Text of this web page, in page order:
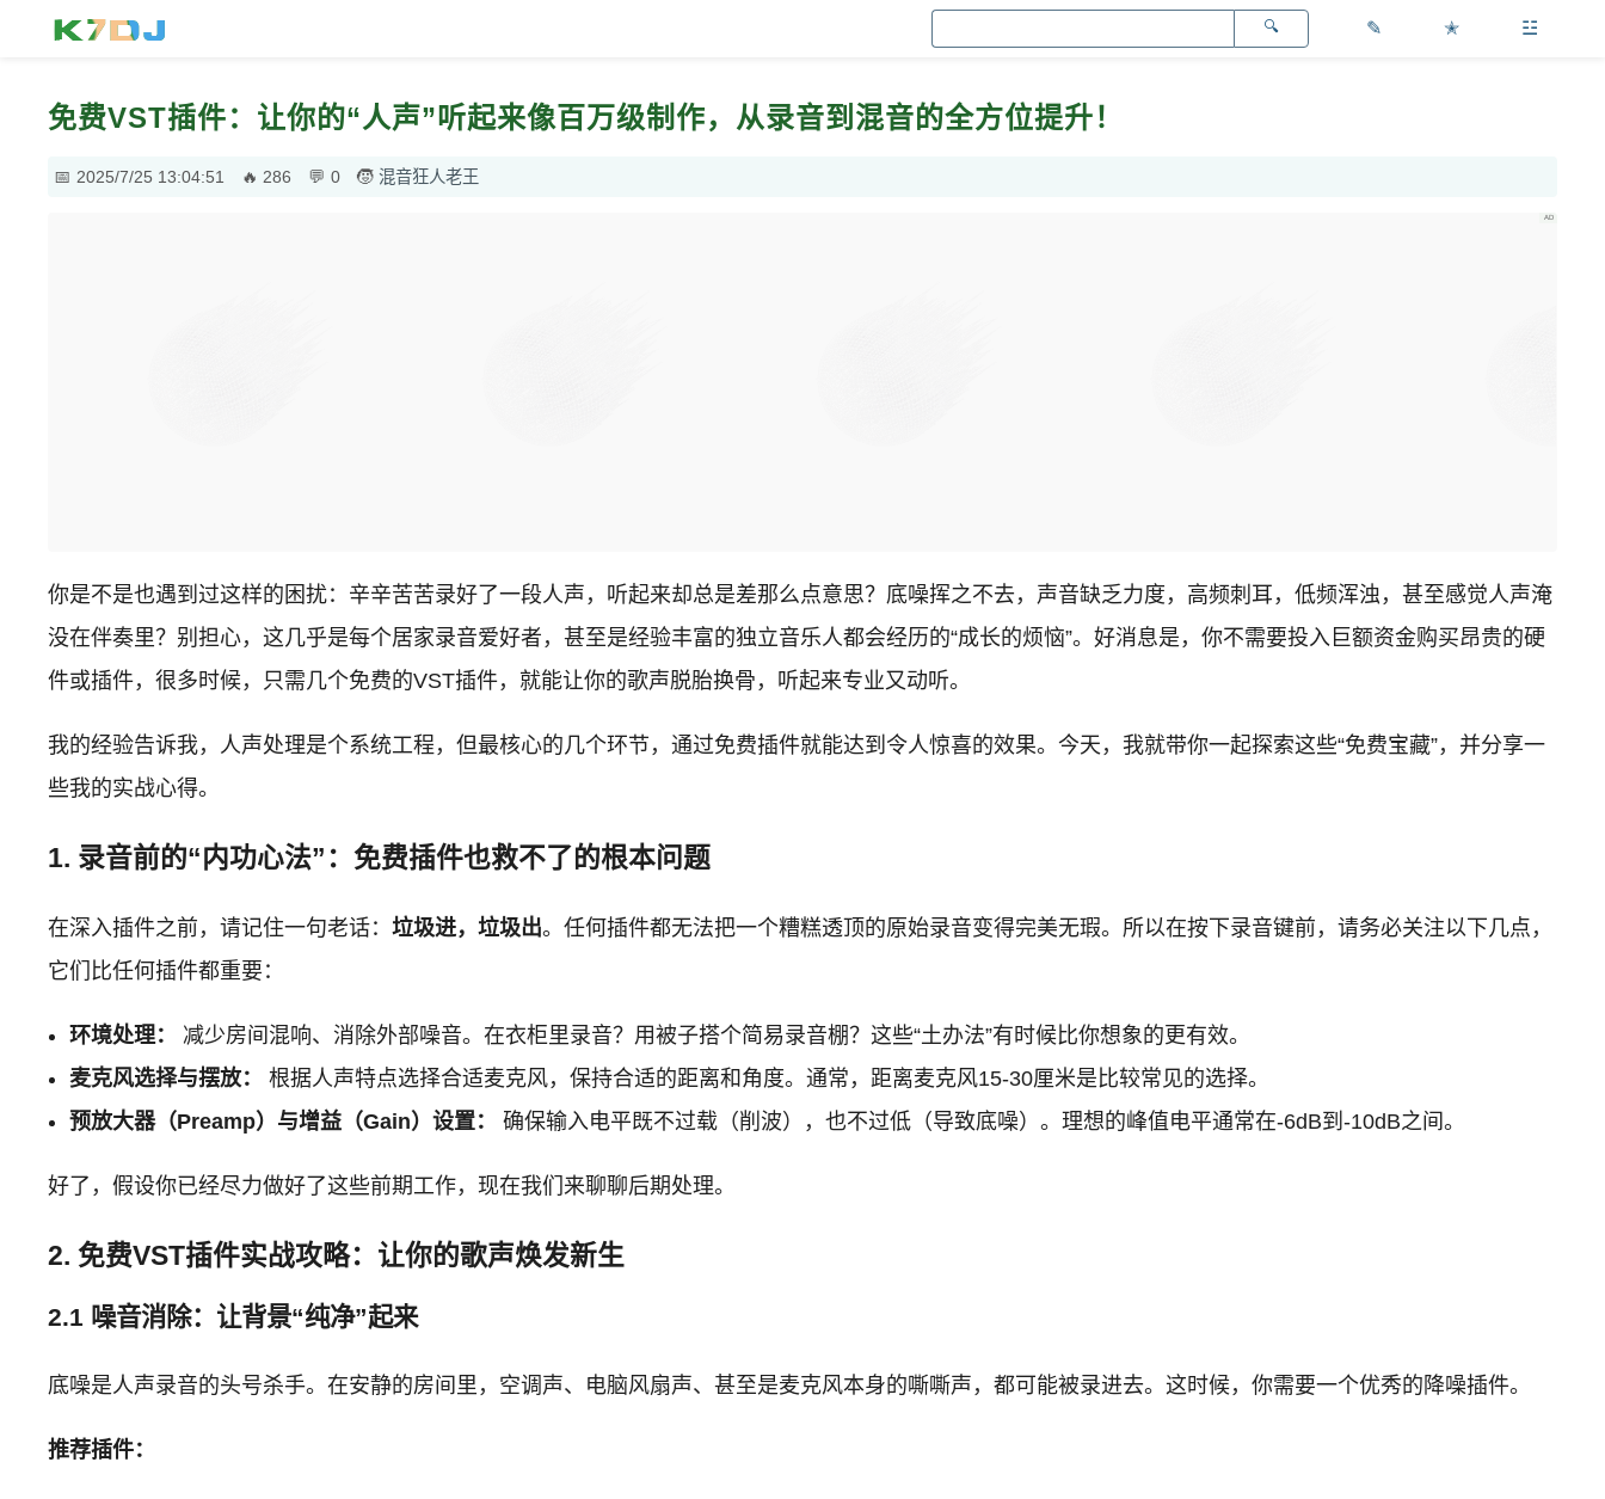
✎ ✭ ☳
免费VST插件：让你的“人声”听起来像百万级制作，从录音到混音的全方位提升！
2025/7/25 13:04:51 286 0 混音狂人老王
你是不是也遇到过这样的困扰：辛辛苦苦录好了一段人声，听起来却总是差那么点意思？底噪挥之不去，声音缺乏力度，高频刺耳，低频浑浊，甚至感觉人声淹
没在伴奏里？别担心，这几乎是每个居家录音爱好者，甚至是经验丰富的独立音乐人都会经历的“成长的烦恼”。好消息是，你不需要投入巨额资金购买昂贵的硬
件或插件，很多时候，只需几个免费的VST插件，就能让你的歌声脱胎换骨，听起来专业又动听。
我的经验告诉我，人声处理是个系统工程，但最核心的几个环节，通过免费插件就能达到令人惊喜的效果。今天，我就带你一起探索这些“免费宝藏”，并分享一
些我的实战心得。
1. 录音前的“内功心法”：免费插件也救不了的根本问题
在深入插件之前，请记住一句老话：垃圾进，垃圾出。任何插件都无法把一个糟糕透顶的原始录音变得完美无瑕。所以在按下录音键前，请务必关注以下几点，
它们比任何插件都重要：
环境处理：
减少房间混响、消除外部噪音。在衣柜里录音？用被子搭个简易录音棚？这些“土办法”有时候比你想象的更有效。
麦克风选择与摆放：
根据人声特点选择合适麦克风，保持合适的距离和角度。通常，距离麦克风15-30厘米是比较常见的选择。
预放大器（Preamp）与增益（Gain）设置：
确保输入电平既不过载（削波），也不过低（导致底噪）。理想的峰值电平通常在-6dB到-10dB之间。
好了，假设你已经尽力做好了这些前期工作，现在我们来聊聊后期处理。
2. 免费VST插件实战攻略：让你的歌声焕发新生
2.1 噪音消除：让背景“纯净”起来
底噪是人声录音的头号杀手。在安静的房间里，空调声、电脑风扇声、甚至是麦克风本身的嘶嘶声，都可能被录进去。这时候，你需要一个优秀的降噪插件。
推荐插件：